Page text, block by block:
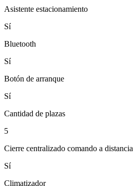
Asistente estacionamiento
Sí
Bluetooth
Sí
Botón de arranque
Sí
Cantidad de plazas
5
Cierre centralizado comando a distancia
Sí
Climatizador